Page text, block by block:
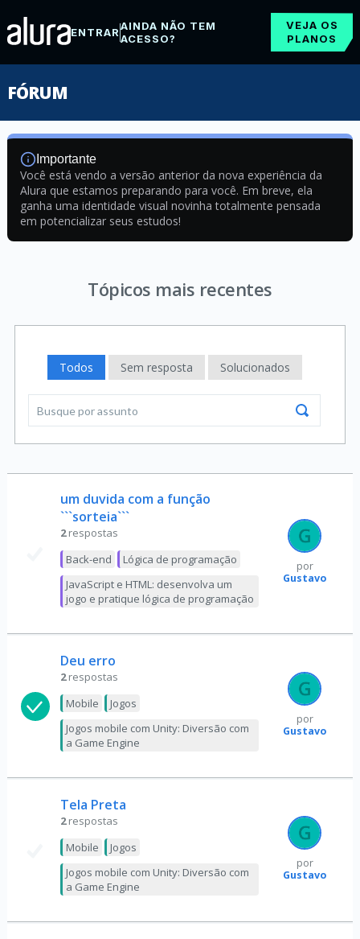
ENTRARAINDA NÃO TEM
ACESSO?
VEJA OS
PLANOS
FÓRUM
Importante
Você está vendo a versão anterior da nova experiência da
Alura que estamos preparando para você. Em breve, ela
ganha uma identidade visual novinha totalmente pensada
em potencializar seus estudos!
Tópicos mais recentes
Todos Sem resposta Solucionados
um duvida com a função
```sorteia```
2 respostas
Back-end
Lógica de programação
JavaScript e HTML: desenvolva um
jogo e pratique lógica de programação
por
Gustavo
Deu erro
2 respostas
Mobile
Jogos
Jogos mobile com Unity: Diversão com
a Game Engine
por
Gustavo
Tela Preta
2 respostas
Mobile
Jogos
Jogos mobile com Unity: Diversão com
a Game Engine
por
Gustavo